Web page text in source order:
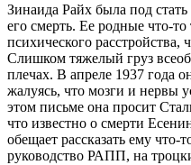
Зинаида Райх была под
его смерть. Ее родные что-
психического расстройства,
Слишком тяжелый груз
плечах. В апреле 1937 года
жалуясь, что мозги и нервы
этом письме она просит
что известно о смерти
обещает рассказать ему что-
руководство РАПП, на